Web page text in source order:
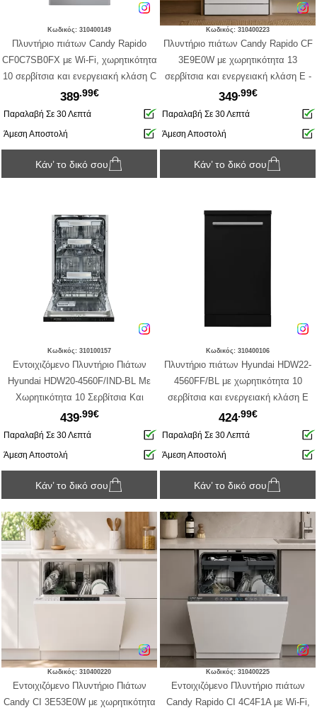
Κωδικός: 310400149
Πλυντήριο πιάτων Candy Rapido
CF0C7SB0FX με Wi-Fi, χωρητικότητα
10 σερβίτσια και ενεργειακή κλάση C
389.99€
Παραλαβή Σε 30 Λεπτά
Άμεση Αποστολή
Κάν’ το δικό σου
Κωδικός: 310400223
Πλυντήριο πιάτων Candy Rapido CF
3E9E0W με χωρητικότητα 13
σερβίτσια και ενεργειακή κλάση E -
White
349.99€
Παραλαβή Σε 30 Λεπτά
Άμεση Αποστολή
Κάν’ το δικό σου
Κωδικός: 310100157
Εντοιχιζόμενο Πλυντήριο Πιάτων
Hyundai HDW20-4560F/IND-BL Με
Χωρητικότητα 10 Σερβίτσια Και
Ενεργειακή Κλάση E
439.99€
Παραλαβή Σε 30 Λεπτά
Άμεση Αποστολή
Κάν’ το δικό σου
Κωδικός: 310400106
Πλυντήριο πιάτων Hyundai HDW22-
4560FF/BL με χωρητικότητα 10
σερβίτσια και ενεργειακή κλάση E
424.99€
Παραλαβή Σε 30 Λεπτά
Άμεση Αποστολή
Κάν’ το δικό σου
Κωδικός: 310400220
Εντοιχιζόμενο Πλυντήριο Πιάτων
Candy CI 3E53E0W με χωρητικότητα
Κωδικός: 310400225
Εντοιχιζόμενο Πλυντήριο πιάτων
Candy Rapido CI 4C4F1A με Wi-Fi,